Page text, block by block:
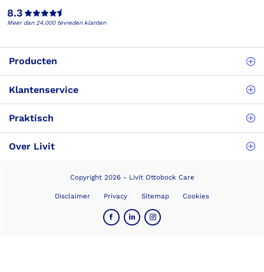
8.3
Meer dan 24.000 tevreden klanten
Producten
Klantenservice
Praktisch
Over Livit
Copyright 2026 - Livit Ottobock Care
Disclaimer Privacy Sitemap Cookies